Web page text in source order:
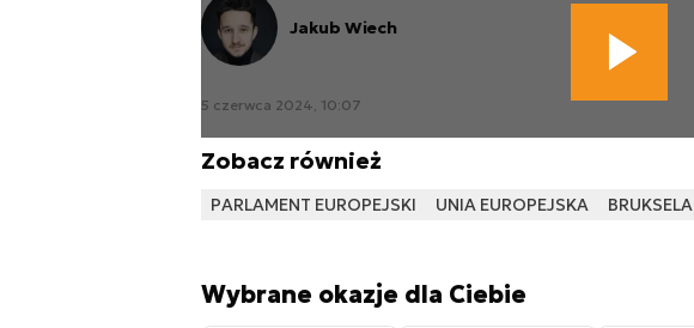
Jakub Wiech
5 czerwca 2024, 10:07
Zobacz również
PARLAMENT EUROPEJSKI UNIA EUROPEJSKA BRUKSELA
Wybrane okazje dla Ciebie